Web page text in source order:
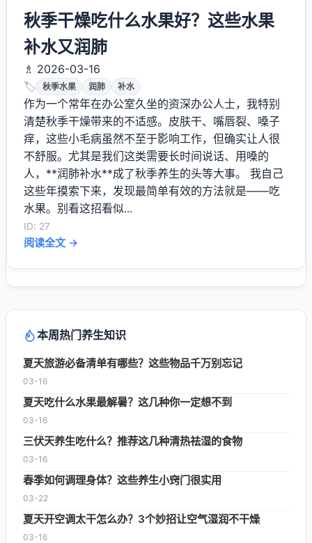
秋季干燥吃什么水果好？这些水果
补水又润肺
♗ 2026-03-16
🏷️
秋季水果 润肺 补水
作为一个常年在办公室久坐的资深办公人士，我特别
清楚秋季干燥带来的不适感。皮肤干、嘴唇裂、嗓子
痒，这些小毛病虽然不至于影响工作，但确实让人很
不舒服。尤其是我们这类需要长时间说话、用嗓的
人，**润肺补水**成了秋季养生的头等大事。 我自己
这些年摸索下来，发现最简单有效的方法就是——吃
水果。别看这招看似...
ID: 27
阅读全文 →
本周热门养生知识
夏天旅游必备清单有哪些？这些物品千万别忘记
03-16
夏天吃什么水果最解暑？这几种你一定想不到
03-16
三伏天养生吃什么？推荐这几种清热祛湿的食物
03-16
春季如何调理身体？这些养生小窍门很实用
03-22
夏天开空调太干怎么办？3个妙招让空气湿润不干燥
03-16